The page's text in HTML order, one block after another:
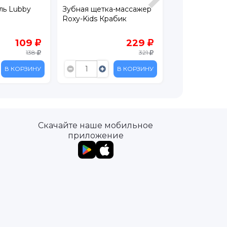
Lubby
109
138
В КОРЗИНУ
Зубная щетка-массажер
Roxy-Kids Крабик
229
321
В КОРЗИНУ
Скачайте наше мобильное
приложение